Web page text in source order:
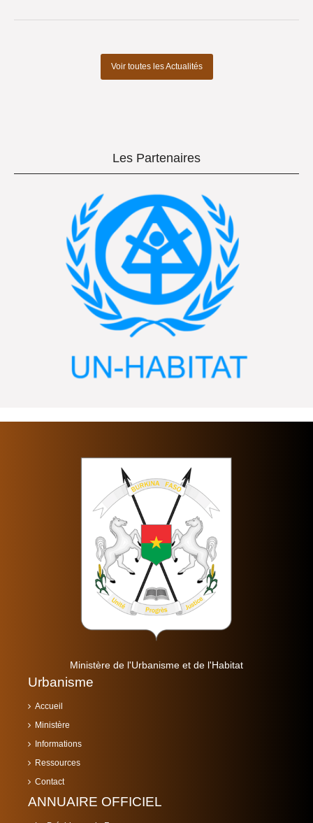
Voir toutes les Actualités
Les Partenaires
Ministère de l'Urbanisme et de l'Habitat
Urbanisme
Accueil
Ministère
Informations
Ressources
Contact
ANNUAIRE OFFICIEL